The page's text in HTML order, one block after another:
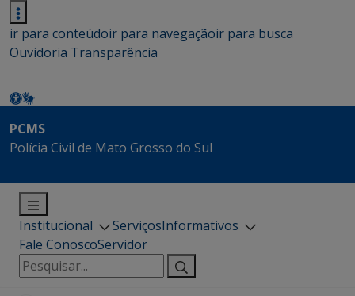
ir para conteúdoir para navegaçãoir para busca
Ouvidoria Transparência
PCMS
Polícia Civil de Mato Grosso do Sul
Institucional ServiçosInformativos
Fale ConoscoServidor
Pesquisar
por: